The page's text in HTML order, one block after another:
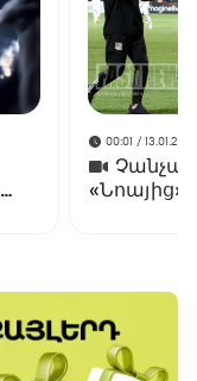
00:01 /
«Նոայից»